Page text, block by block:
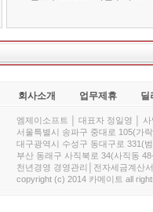
회사소개 업무제휴 딜
엠제이소프트 │ 대표자 정일영 │
서울특별시 송파구 중대로 105(가
대구광역시 수성구 동대구로 331(
부산 동래구 사직북로 34(사직동
천년경영 경영관리│전자세금계산
copyright (c) 2014 카메이트 all